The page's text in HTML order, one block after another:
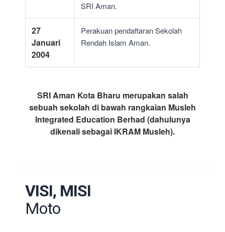
SRI Aman.
27
Januari
2004
Perakuan pendaftaran Sekolah
Rendah Islam Aman.
SRI Aman Kota Bharu merupakan salah
sebuah sekolah di bawah rangkaian Musleh
Integrated Education Berhad (dahulunya
dikenali sebagai IKRAM Musleh).
VISI, MISI
Moto